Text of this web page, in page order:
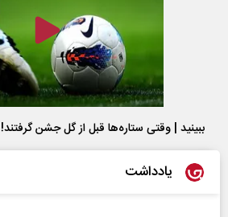
ببینید | وقتی ستاره‌ها قبل از گل جشن گرفتند!
یادداشت